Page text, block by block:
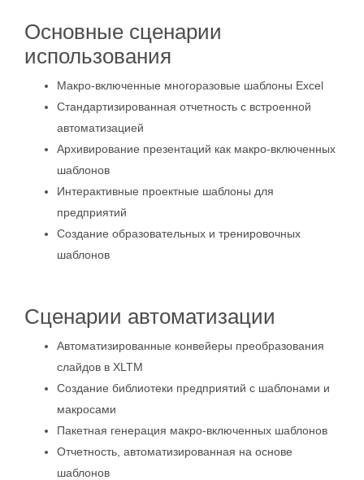
Основные сценарии
использования
Макро-включенные многоразовые шаблоны Excel
Стандартизированная отчетность с встроенной
автоматизацией
Архивирование презентаций как макро-включенных
шаблонов
Интерактивные проектные шаблоны для
предприятий
Создание образовательных и тренировочных
шаблонов
Сценарии автоматизации
Автоматизированные конвейеры преобразования
слайдов в XLTM
Создание библиотеки предприятий с шаблонами и
макросами
Пакетная генерация макро-включенных шаблонов
Отчетность, автоматизированная на основе
шаблонов